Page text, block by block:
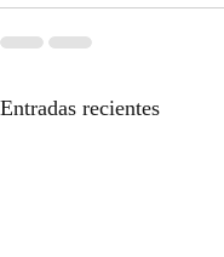
Entradas recientes